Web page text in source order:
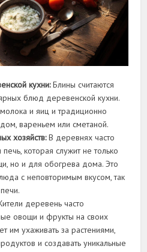
кухни:Блины считаются
блюд деревенской кухни.
и яиц и традиционно
вареньем или сметаной.
хозяйств:В деревнях часто
которая служит не только
но и для обогрева дома. Это
с неповторимым вкусом, так
деревень часто
овощи и фрукты на своих
им ухаживать за растениями,
и создавать уникальные